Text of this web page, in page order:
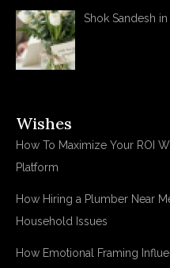
Shok Sandesh in
Wishes
How To Maximize Your ROI
Platform
How Hiring a Plumber Near
Household Issues
How Emotional Framing